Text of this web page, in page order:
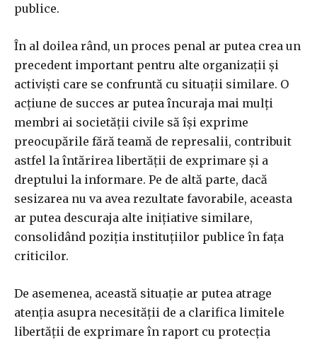
publice.
În al doilea rând, un proces penal ar putea crea un
precedent important pentru alte organizații și
activiști care se confruntă cu situații similare. O
acțiune de succes ar putea încuraja mai mulți
membri ai societății civile să își exprime
preocupările fără teamă de represalii, contribuit
astfel la întărirea libertății de exprimare și a
dreptului la informare. Pe de altă parte, dacă
sesizarea nu va avea rezultate favorabile, aceasta
ar putea descuraja alte inițiative similare,
consolidând poziția instituțiilor publice în fața
criticilor.
De asemenea, această situație ar putea atrage
atenția asupra necesității de a clarifica limitele
libertății de exprimare în raport cu protecția